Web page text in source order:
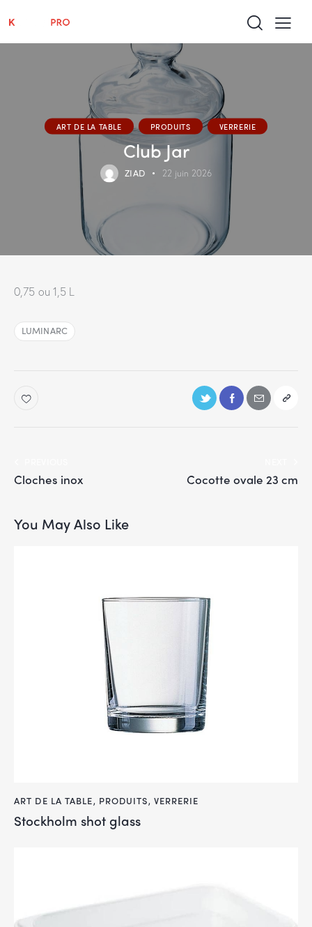
ART DE LA TABLE PRODUITS VERRERIE
Club Jar
ZIAD 22 juin 2026
0,75 ou 1,5 L
LUMINARC
Cloches inox Cocotte ovale 23 cm
You May Also Like
ART DE LA TABLE, PRODUITS, VERRERIE
Stockholm shot glass